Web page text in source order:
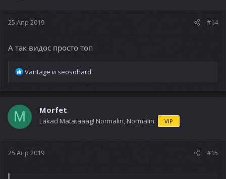
25 Апр 2019 #14
А так видос просто топ
Р
а
ц
и
Vantage и seosohard
M Morfet
Lakad Matataaag! Normalin, Normalin. VIP
25 Апр 2019 #15